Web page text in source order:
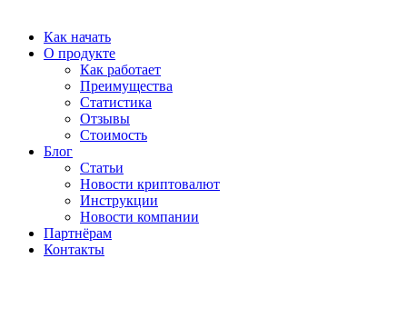
Как начать
О продукте
Как работает
Преимущества
Статистика
Отзывы
Стоимость
Блог
Статьи
Новости криптовалют
Инструкции
Новости компании
Партнёрам
Контакты